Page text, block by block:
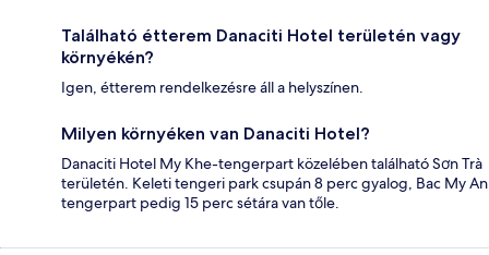
Található étterem Danaciti Hotel területén vagy
környékén?
Igen, étterem rendelkezésre áll a helyszínen.
Milyen környéken van Danaciti Hotel?
Danaciti Hotel My Khe-tengerpart közelében található Sơn Trà
területén. Keleti tengeri park csupán 8 perc gyalog, Bac My An
tengerpart pedig 15 perc sétára van tőle.